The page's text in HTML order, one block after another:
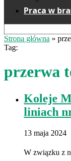
Praca w
Strona główna »
Tag:
przerwa
Koleje
liniach
13 maja 2024
W związku z